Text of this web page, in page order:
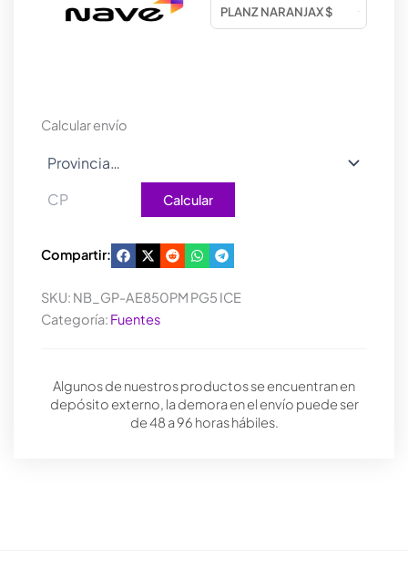
Calcular envío
Calcular
Compartir:
SKU: NB_GP-AE850PM PG5 ICE
Categoría: Fuentes
Algunos de nuestros productos se encuentran en
depósito externo, la demora en el envío puede ser
de 48 a 96 horas hábiles.